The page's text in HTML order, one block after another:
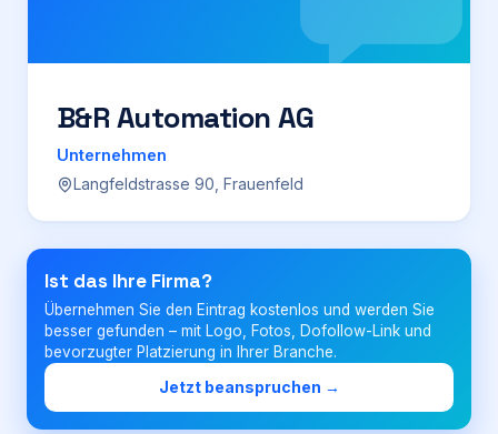
Preise
Für Firmen
Login
Firma eintragen
B&R Automation AG
Unternehmen
Langfeldstrasse 90, Frauenfeld
Ist das Ihre Firma?
Übernehmen Sie den Eintrag kostenlos und werden Sie
besser gefunden – mit Logo, Fotos, Dofollow-Link und
bevorzugter Platzierung in Ihrer Branche.
Jetzt beanspruchen →